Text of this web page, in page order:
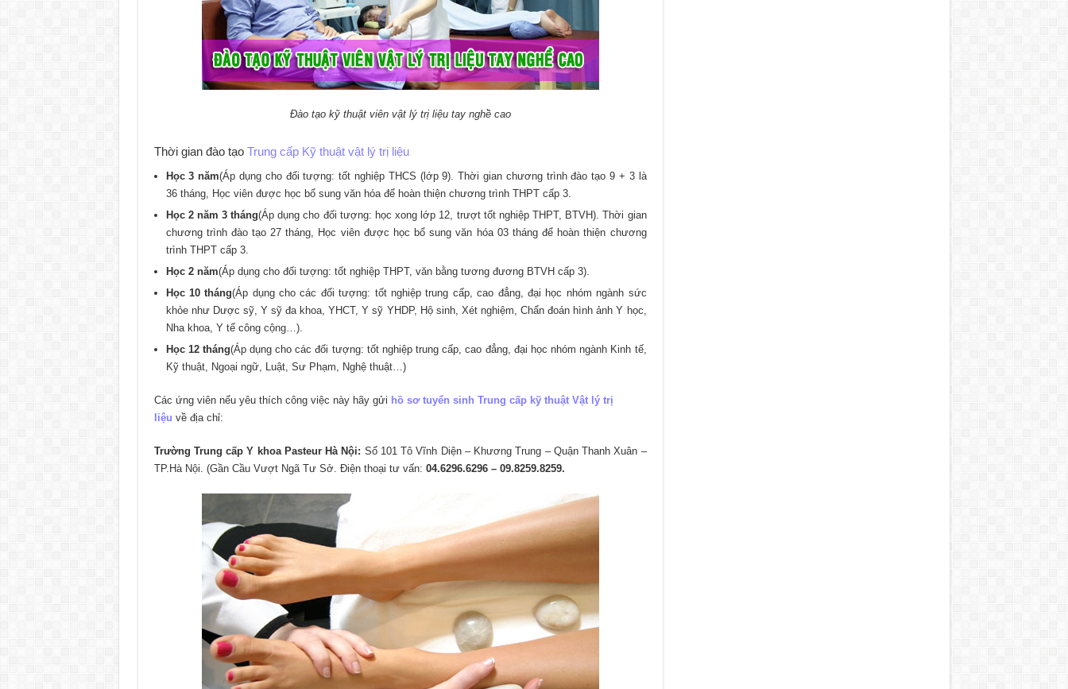
Đào tạo kỹ thuật viên vật lý trị liệu tay nghề cao
Thời gian đào tạo Trung cấp Kỹ thuật vật lý trị liệu
Học 3 năm(Áp dụng cho đối tượng: tốt nghiệp THCS (lớp 9). Thời gian chương trình đào tạo 9 + 3 là
36 tháng, Học viên được học bổ sung văn hóa để hoàn thiện chương trình THPT cấp 3.
Học 2 năm 3 tháng(Áp dụng cho đối tượng: học xong lớp 12, trượt tốt nghiệp THPT, BTVH). Thời gian
chương trình đào tạo 27 tháng, Học viên được học bổ sung văn hóa 03 tháng để hoàn thiện chương
trình THPT cấp 3.
Học 2 năm(Áp dụng cho đối tượng: tốt nghiệp THPT, văn bằng tương đương BTVH cấp 3).
Học 10 tháng(Áp dụng cho các đối tượng: tốt nghiệp trung cấp, cao đẳng, đại học nhóm ngành sức
khỏe như Dược sỹ, Y sỹ đa khoa, YHCT, Y sỹ YHDP, Hộ sinh, Xét nghiệm, Chẩn đoán hình ảnh Y học,
Nha khoa, Y tế công cộng…).
Học 12 tháng(Áp dụng cho các đối tượng: tốt nghiệp trung cấp, cao đẳng, đại học nhóm ngành Kinh tế,
Kỹ thuật, Ngoại ngữ, Luật, Sư Phạm, Nghệ thuật…)
Các ứng viên nếu yêu thích công việc này hãy gửi hồ sơ tuyển sinh Trung cấp kỹ thuật Vật lý trị
liệu về địa chỉ:
Trường Trung cấp Y khoa Pasteur Hà Nội: Số 101 Tô Vĩnh Diện – Khương Trung – Quận Thanh Xuân –
TP.Hà Nội. (Gần Cầu Vượt Ngã Tư Sở. Điện thoại tư vấn: 04.6296.6296 – 09.8259.8259.